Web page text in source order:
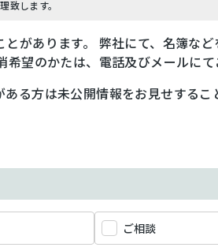
致します。
があります。 弊社にて、名簿な
望のかたは、電話及びメールにて
る方は未公開情報をお見せするこ
ご相談